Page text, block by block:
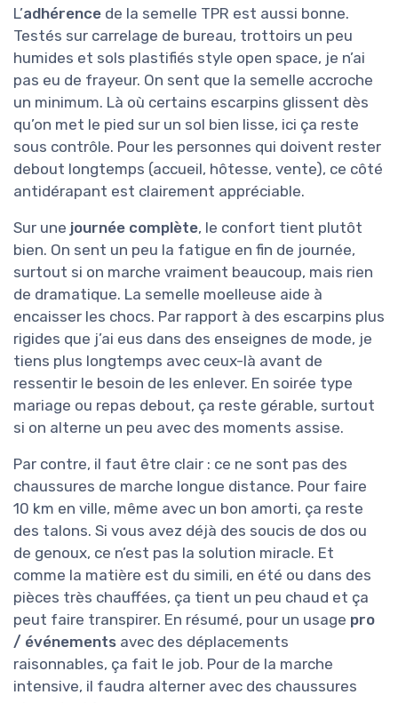
L’adhérence de la semelle TPR est aussi bonne.
Testés sur carrelage de bureau, trottoirs un peu
humides et sols plastifiés style open space, je n’ai
pas eu de frayeur. On sent que la semelle accroche
un minimum. Là où certains escarpins glissent dès
qu’on met le pied sur un sol bien lisse, ici ça reste
sous contrôle. Pour les personnes qui doivent rester
debout longtemps (accueil, hôtesse, vente), ce côté
antidérapant est clairement appréciable.
Sur une journée complète, le confort tient plutôt
bien. On sent un peu la fatigue en fin de journée,
surtout si on marche vraiment beaucoup, mais rien
de dramatique. La semelle moelleuse aide à
encaisser les chocs. Par rapport à des escarpins plus
rigides que j’ai eus dans des enseignes de mode, je
tiens plus longtemps avec ceux-là avant de
ressentir le besoin de les enlever. En soirée type
mariage ou repas debout, ça reste gérable, surtout
si on alterne un peu avec des moments assise.
Par contre, il faut être clair : ce ne sont pas des
chaussures de marche longue distance. Pour faire
10 km en ville, même avec un bon amorti, ça reste
des talons. Si vous avez déjà des soucis de dos ou
de genoux, ce n’est pas la solution miracle. Et
comme la matière est du simili, en été ou dans des
pièces très chauffées, ça tient un peu chaud et ça
peut faire transpirer. En résumé, pour un usage pro
/ événements avec des déplacements
raisonnables, ça fait le job. Pour de la marche
intensive, il faudra alterner avec des chaussures